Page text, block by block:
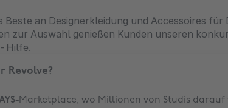
Beste an Designerkleidung und Accessoires
zur Auswahl genießen Kunden unseren
Hilfe.
Revolve?
-Marketplace, wo Millionen von Studis darauf